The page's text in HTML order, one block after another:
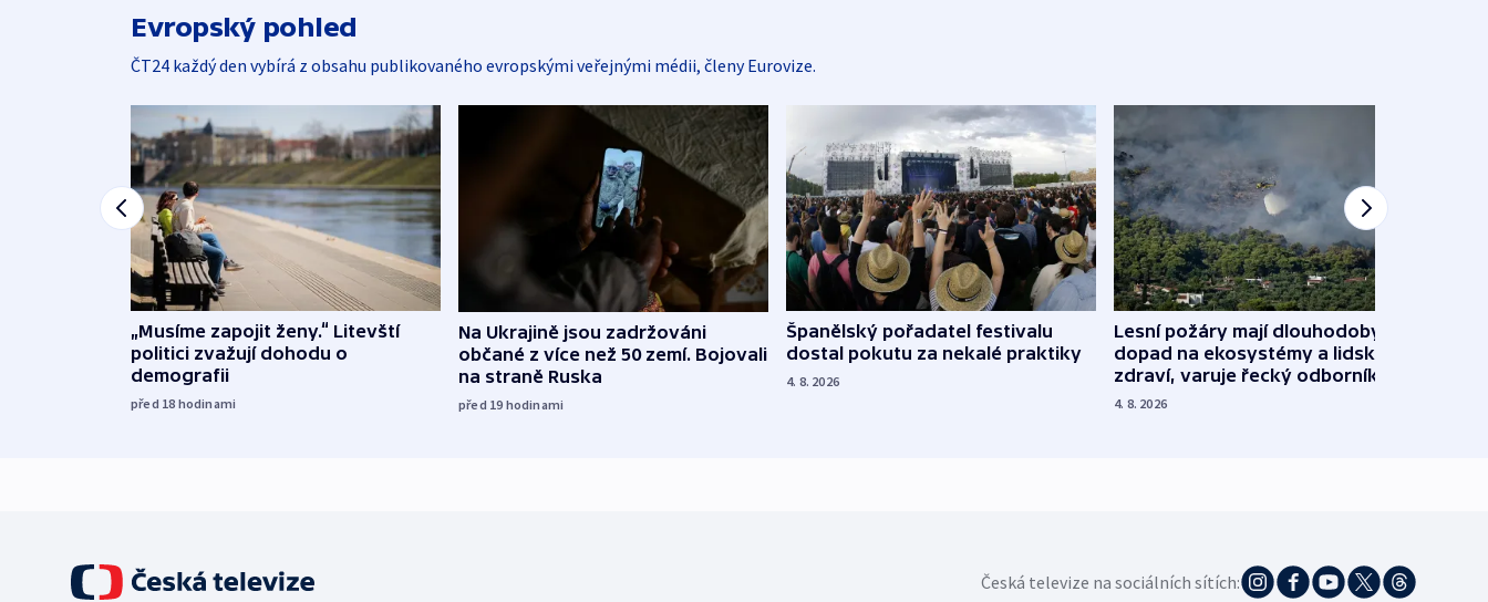
Evropský pohled
ČT24 každý den vybírá z obsahu publikovaného evropskými veřejnými médii, členy Eurovize.
„Musíme zapojit ženy.“ Litevští
politici zvažují dohodu o
demografii
před 18 hodinami
Na Ukrajině jsou zadržováni
občané z více než 50 zemí. Bojovali
na straně Ruska
před 19 hodinami
Španělský pořadatel festivalu
dostal pokutu za nekalé praktiky
4. 8. 2026
Lesní požáry mají dlouhodobý
dopad na ekosystémy a lidské
zdraví, varuje řecký odborník
4. 8. 2026
Česká televize na sociálních sítích: